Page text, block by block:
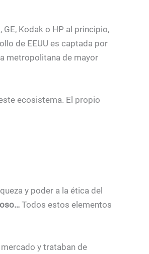
Kodak o HP al principio,
de EEUU es captada por
metropolitana de mayor
ecosistema. El propio
y poder a la ética del
Todos estos elementos
y trataban de